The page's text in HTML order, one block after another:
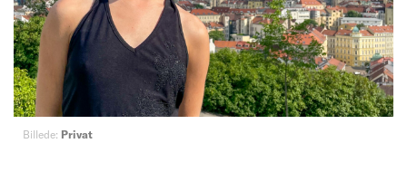
Billede: Privat